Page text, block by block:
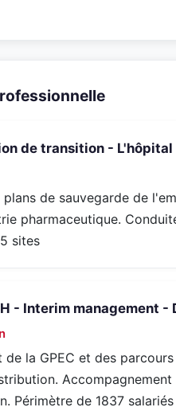
de transition - L'hôpital
de sauvegarde de
pharmaceutique.
sites
- Interim management
de la GPEC et des
Périmètre de 1837 salariés